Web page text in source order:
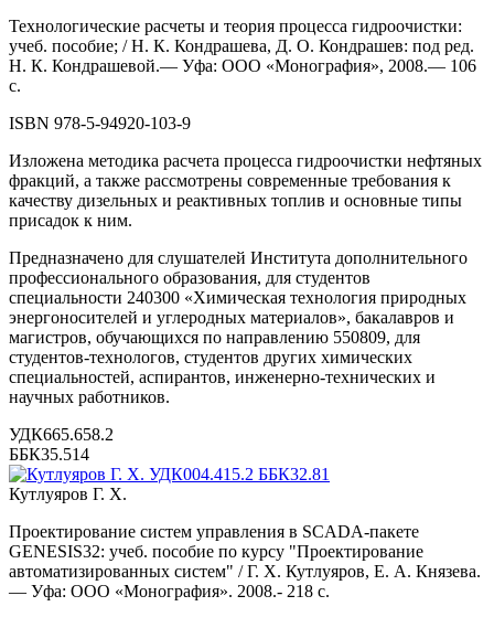
Технологические расчеты и теория процесса гидроочистки:
учеб. пособие; / Н. К. Кондрашева, Д. О. Кондрашев: под ред.
Н. К. Кондрашевой.— Уфа: ООО «Монография», 2008.— 106
с.
ISBN 978-5-94920-103-9
Изложена методика расчета процесса гидроочистки нефтяных
фракций, а также рассмотрены современные требования к
качеству дизельных и реактивных топлив и основные типы
присадок к ним.
Предназначено для слушателей Института дополнительного
профессионального образования, для студентов
специальности 240300 «Химическая технология природных
энергоносителей и углеродных материалов», бакалавров и
магистров, обучающихся по направлению 550809, для
студентов-технологов, студентов других химических
специальностей, аспирантов, инженерно-технических и
научных работников.
УДК665.658.2
ББК35.514
Кутлуяров Г. X.
Проектирование систем управления в SCADA-пакете
GENESIS32: учеб. пособие по курсу "Проектирование
автоматизированных систем" / Г. X. Кутлуяров, Е. А. Князева.
— Уфа: ООО «Монография». 2008.- 218 с.